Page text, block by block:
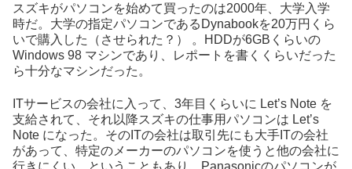
スズキがパソコンを始めて買ったのは2000年、大学入学
時だ。大学の指定パソコンであるDynabookを20万円くら
いで購入した（させられた？） 。HDDが6GBくらいの
Windows 98 マシンであり、レポートを書くくらいだった
ら十分なマシンだった。
ITサービスの会社に入って、3年目くらいに Let’s Note を
支給されて、それ以降スズキの仕事用パソコンは Let’s
Note になった。そのITの会社は取引先にも大手ITの会社
があって、特定のメーカーのパソコンを使うと他の会社に